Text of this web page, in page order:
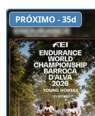
PRÓXIMO - 35d